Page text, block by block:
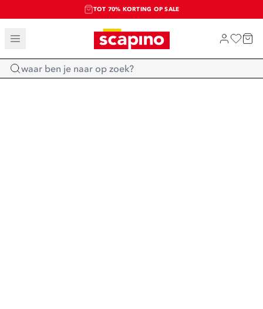
TOT 70% KORTING OP SALE
SALE: LAATSTE KANS!
SHOP NIEUW
Home